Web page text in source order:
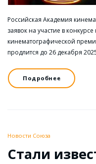
Российская Академия
заявок на участие в
кинематографической
продлится до 26 декабря
Подробнее
Новости Союза
Cтали